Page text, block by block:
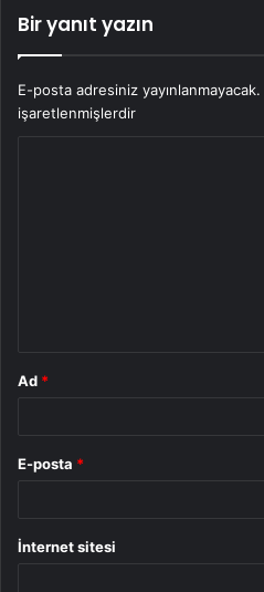
Bir yanıt yazın
E-posta adresiniz yayınlanmayacak.
işaretlenmişlerdir
Ad *
E-posta *
İnternet sitesi